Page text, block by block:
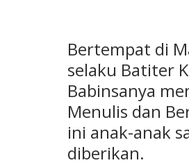
Bertempat di
selaku Batiter
Babinsanya
Menulis dan
ini anak-anak
diberikan.